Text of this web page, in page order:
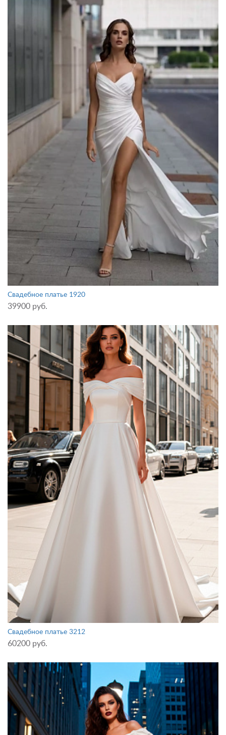
Свадебное платье 1920
39900 руб.
Свадебное платье 3212
60200 руб.